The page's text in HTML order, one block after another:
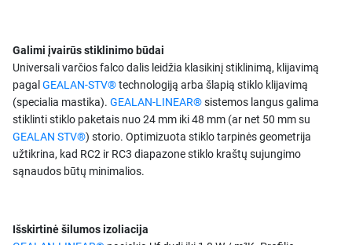
Galimi įvairūs stiklinimo būdai
Universali varčios falco dalis leidžia klasikinį stiklinimą, klijavimą
pagal GEALAN-STV®technologiją arba šlapią stiklo klijavimą
(specialia mastika). GEALAN-LINEAR®sistemos langus galima
stiklinti stiklo paketais nuo 24 mm iki 48 mm (ar net 50 mm su
GEALAN STV®) storio. Optimizuota stiklo tarpinės geometrija
užtikrina, kad RC2 ir RC3 diapazone stiklo kraštų sujungimo
sąnaudos būtų minimalios.
Išskirtinė šilumos izoliacija